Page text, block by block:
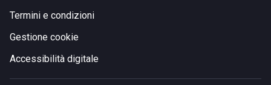
Termini e condizioni
Gestione cookie
Accessibilità digitale